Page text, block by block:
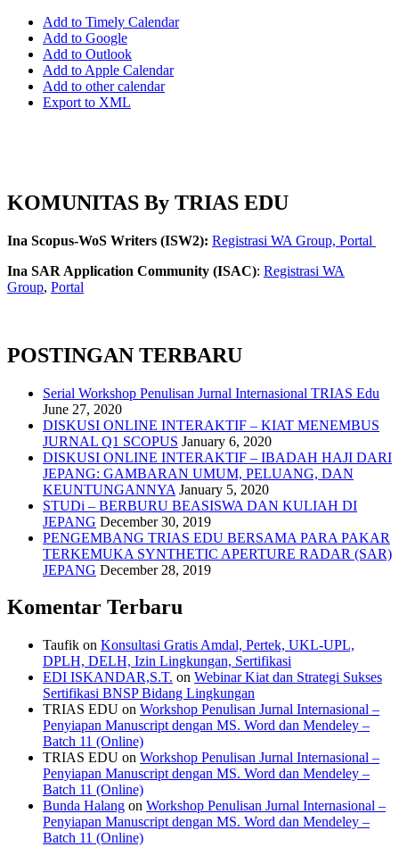
Add to Timely Calendar
Add to Google
Add to Outlook
Add to Apple Calendar
Add to other calendar
Export to XML
KOMUNITAS By TRIAS EDU
Ina Scopus-WoS Writers (ISW2): Registrasi WA Group, Portal
Ina SAR Application Community (ISAC): Registrasi WA
Group, Portal
POSTINGAN TERBARU
Serial Workshop Penulisan Jurnal Internasional TRIAS Edu
June 27, 2020
DISKUSI ONLINE INTERAKTIF – KIAT MENEMBUS
JURNAL Q1 SCOPUS January 6, 2020
DISKUSI ONLINE INTERAKTIF – IBADAH HAJI DARI
JEPANG: GAMBARAN UMUM, PELUANG, DAN
KEUNTUNGANNYA January 5, 2020
STUDi – BERBURU BEASISWA DAN KULIAH DI
JEPANG December 30, 2019
PENGEMBANG TRIAS EDU BERSAMA PARA PAKAR
TERKEMUKA SYNTHETIC APERTURE RADAR (SAR)
JEPANG December 28, 2019
Komentar Terbaru
Taufik on Konsultasi Gratis Amdal, Pertek, UKL-UPL,
DPLH, DELH, Izin Lingkungan, Sertifikasi
EDI ISKANDAR,S.T. on Webinar Kiat dan Strategi Sukses
Sertifikasi BNSP Bidang Lingkungan
TRIAS EDU on Workshop Penulisan Jurnal Internasional –
Penyiapan Manuscript dengan MS. Word dan Mendeley –
Batch 11 (Online)
TRIAS EDU on Workshop Penulisan Jurnal Internasional –
Penyiapan Manuscript dengan MS. Word dan Mendeley –
Batch 11 (Online)
Bunda Halang on Workshop Penulisan Jurnal Internasional –
Penyiapan Manuscript dengan MS. Word dan Mendeley –
Batch 11 (Online)